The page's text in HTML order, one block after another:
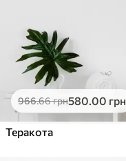
966.66грн580.00 грн
Теракота